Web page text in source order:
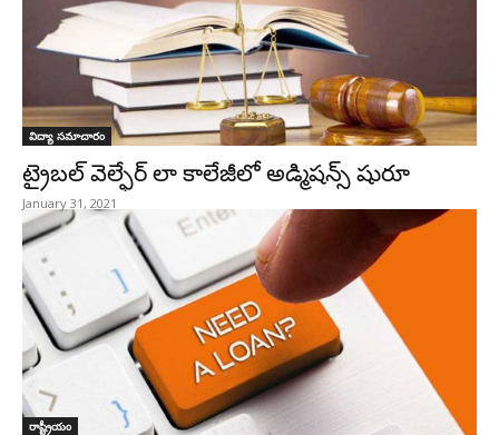
విద్యా సమాచారం
ట్రైబల్‌ వెల్ఫేర్‌ లా కాలేజీలో అడ్మిషన్స్‌ షురూ
January 31, 2021
రాష్ట్రీయం